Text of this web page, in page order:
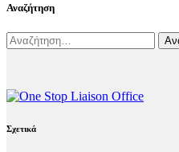
Αναζήτηση
Αναζήτηση
για:
Σχετικά